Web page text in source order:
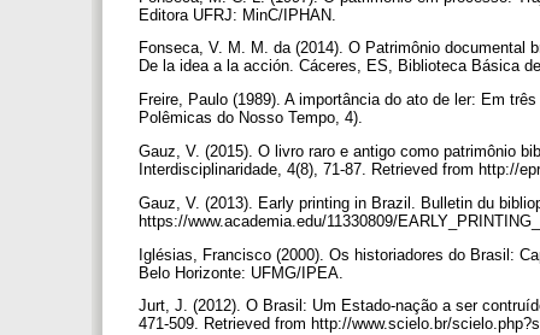
Editora UFRJ: MinC/IPHAN.
Fonseca, V. M. M. da (2014). O Patrimônio documental
De la idea a la acción. Cáceres, ES, Biblioteca Básica
Freire, Paulo (1989). A importância do ato de ler: Em
Polêmicas do Nosso Tempo, 4).
Gauz, V. (2015). O livro raro e antigo como patrimônio
Interdisciplinaridade, 4(8), 71-87. Retrieved from http://
Gauz, V. (2013). Early printing in Brazil. Bulletin du
https://www.academia.edu/11330809/
Iglésias, Francisco (2000). Os historiadores do Brasil:
Belo Horizonte: UFMG/IPEA.
Jurt, J. (2012). O Brasil: Um Estado-nação a ser
471-509. Retrieved from http://www.scielo.br/